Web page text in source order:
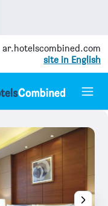
ar.hotelscombined.com
site in English